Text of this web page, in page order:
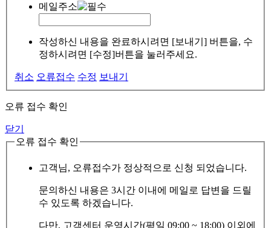
메일주소
작성하신 내용을 완료하시려면 [보내기] 버튼을, 수
정하시려면 [수정]버튼을 눌러주세요.
취소 오류접수 수정 보내기
오류 접수 확인
닫기
오류 접수 확인
고객님, 오류접수가 정상적으로 신청 되었습니다.
문의하신 내용은 3시간 이내에 메일로 답변을 드릴
수 있도록 하겠습니다.
다만, 고객센터 운영시간(평일 09:00 ~ 18:00) 이외에